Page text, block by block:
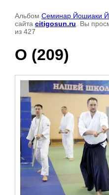
Альбом Семинар Йошиаки
сайта citigosun.ru . Вы
из 427
О (209)